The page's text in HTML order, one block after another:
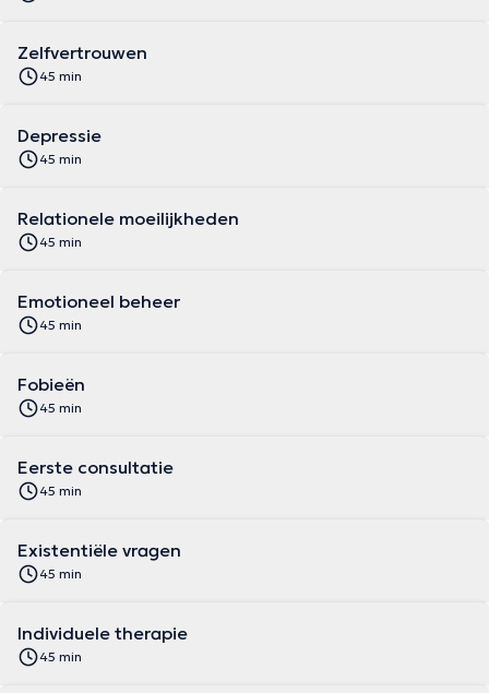
Zelfvertrouwen
45 min
Depressie
45 min
Relationele moeilijkheden
45 min
Emotioneel beheer
45 min
Fobieën
45 min
Eerste consultatie
45 min
Existentiële vragen
45 min
Individuele therapie
45 min